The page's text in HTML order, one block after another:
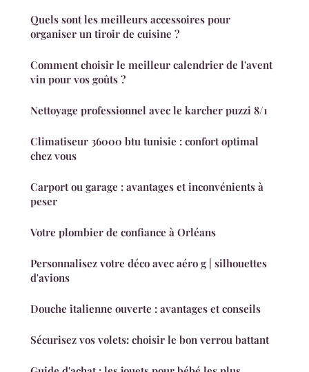
Quels sont les meilleurs accessoires pour
organiser un tiroir de cuisine ?
Comment choisir le meilleur calendrier de l'avent
vin pour vos goûts ?
Nettoyage professionnel avec le karcher puzzi 8/1
Climatiseur 36000 btu tunisie : confort optimal
chez vous
Carport ou garage : avantages et inconvénients à
peser
Votre plombier de confiance à Orléans
Personnalisez votre déco avec aéro g | silhouettes
d'avions
Douche italienne ouverte : avantages et conseils
Sécurisez vos volets: choisir le bon verrou battant